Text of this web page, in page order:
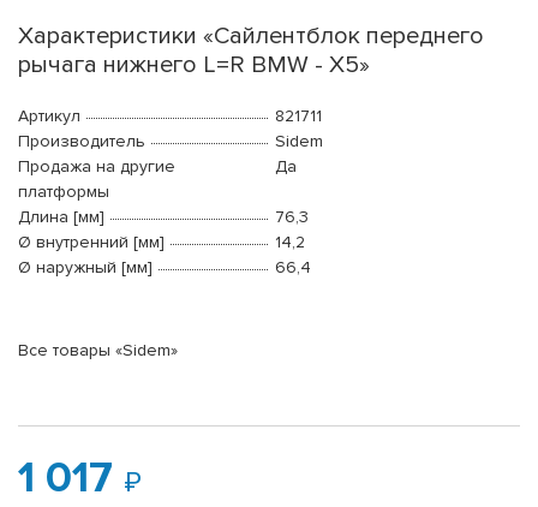
Характеристики «Сайлентблок переднего
рычага нижнего L=R BMW - X5»
Артикул
821711
Производитель
Sidem
Продажа на другие
платформы
Да
Длина [мм]
76,3
Ø внутренний [мм]
14,2
Ø наружный [мм]
66,4
Все товары «Sidem»
1 017